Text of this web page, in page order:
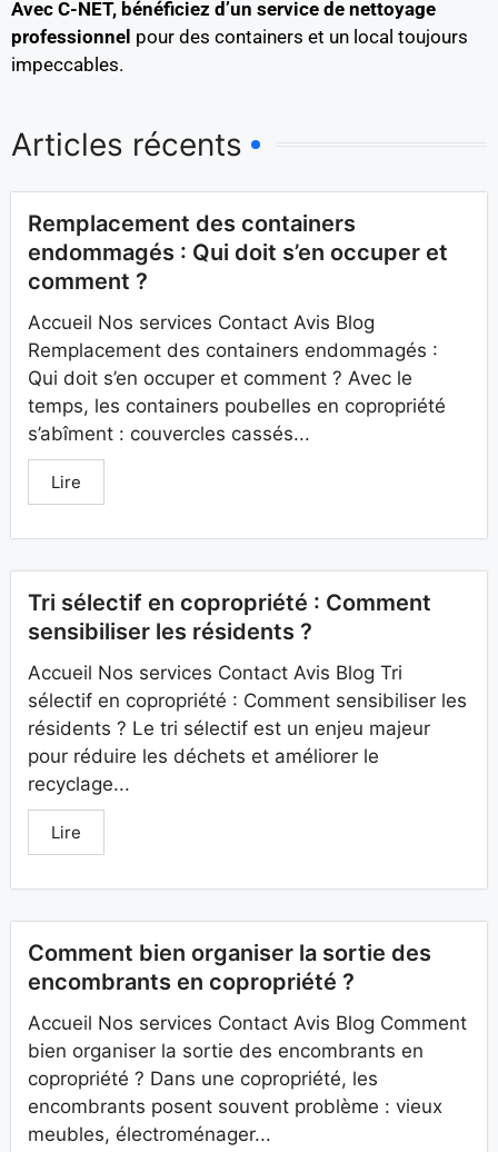
Avec C-NET, bénéficiez d’un service de nettoyage
professionnel pour des containers et un local toujours
impeccables.
Articles récents
Remplacement des containers
endommagés : Qui doit s’en occuper et
comment ?
Accueil Nos services Contact Avis Blog
Remplacement des containers endommagés :
Qui doit s’en occuper et comment ? Avec le
temps, les containers poubelles en copropriété
s’abîment : couvercles cassés...
Lire
Tri sélectif en copropriété : Comment
sensibiliser les résidents ?
Accueil Nos services Contact Avis Blog Tri
sélectif en copropriété : Comment sensibiliser les
résidents ? Le tri sélectif est un enjeu majeur
pour réduire les déchets et améliorer le
recyclage...
Lire
Comment bien organiser la sortie des
encombrants en copropriété ?
Accueil Nos services Contact Avis Blog Comment
bien organiser la sortie des encombrants en
copropriété ? Dans une copropriété, les
encombrants posent souvent problème : vieux
meubles, électroménager...